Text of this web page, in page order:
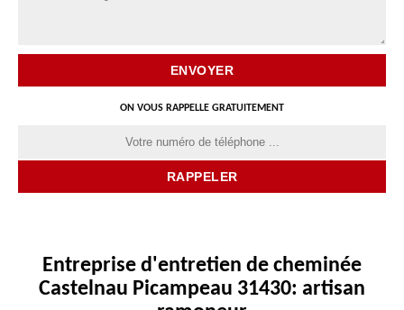
ON VOUS RAPPELLE GRATUITEMENT
Entreprise d'entretien de cheminée
Castelnau Picampeau 31430: artisan